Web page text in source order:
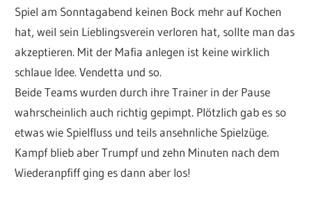
Spiel am Sonntagabend keinen Bock mehr auf Kochen
hat, weil sein Lieblingsverein verloren hat, sollte man das
akzeptieren. Mit der Mafia anlegen ist keine wirklich
schlaue Idee. Vendetta und so.
Beide Teams wurden durch ihre Trainer in der Pause
wahrscheinlich auch richtig gepimpt. Plötzlich gab es so
etwas wie Spielfluss und teils ansehnliche Spielzüge.
Kampf blieb aber Trumpf und zehn Minuten nach dem
Wiederanpfiff ging es dann aber los!